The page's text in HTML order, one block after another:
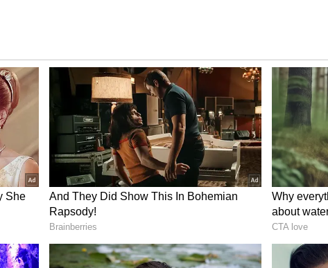
ಬಿಗ್​ಬಾಸ್​ ಸೀಸನ್​ 8ನಲ್ಲಿ ಭಾಗವಹಿಸಿದ್ದಾರೆ.
'ಸೀತಾರಾಮ' ಸೀರಿಯಲ್​ಗೂ ಮುನ್ನ ಅವರು,
ಕಲರ್ಸ್ ಕನ್ನಡ ವಾಹಿನಿಯಲ್ಲಿ ಪ್ರಸಾರವಾಗುತ್ತಿದ್ದ
ನೇತ್ರಾ ಪಾತ್ರದ ಮೂಲಕ ಗಮನ ಸೆಳೆದಿದ್ದರು ಮೇಘನಾ
'ರತ್ನಗಿರಿ ರಹಸ್ಯ', 'ದೇವಯಾನಿ', 'ಸಿಂಧೂರ' ಹೀಗೆ ಕೆಲವೊಂದು